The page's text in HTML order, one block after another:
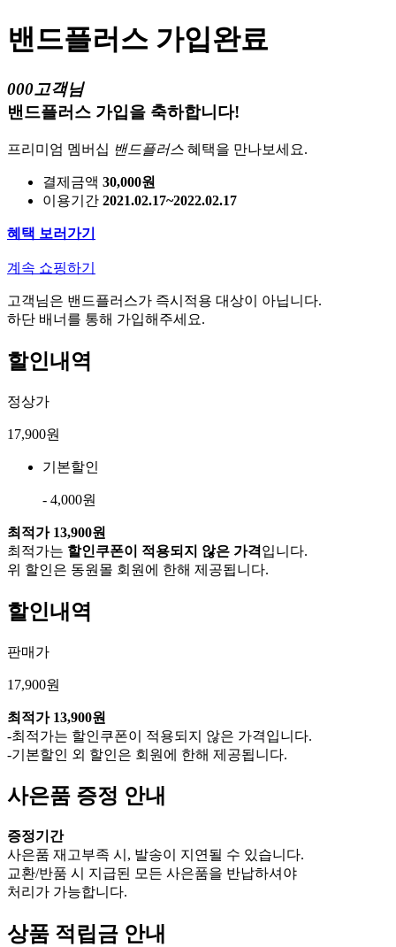
밴드플러스 가입완료
000고객님
밴드플러스 가입을 축하합니다!
프리미엄 멤버십 밴드플러스 혜택을 만나보세요.
결제금액 30,000원
이용기간 2021.02.17~2022.02.17
혜택 보러가기
계속 쇼핑하기
고객님은 밴드플러스가 즉시적용 대상이 아닙니다.
하단 배너를 통해 가입해주세요.
할인내역
정상가
17,900원
기본할인
- 4,000원
최적가 13,900원
최적가는 할인쿠폰이 적용되지 않은 가격입니다.
위 할인은 동원몰 회원에 한해 제공됩니다.
할인내역
판매가
17,900원
최적가 13,900원
-최적가는 할인쿠폰이 적용되지 않은 가격입니다.
-기본할인 외 할인은 회원에 한해 제공됩니다.
사은품 증정 안내
증정기간
사은품 재고부족 시, 발송이 지연될 수 있습니다.
교환/반품 시 지급된 모든 사은품을 반납하셔야
처리가 가능합니다.
상품 적립금 안내